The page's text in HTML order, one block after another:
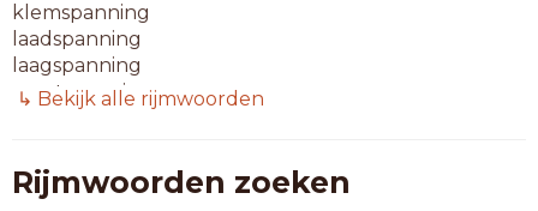
klemspanning
laadspanning
laagspanning
meetspanning
voorspanning
↳ Bekijk alle rijmwoorden
Rijmwoorden zoeken